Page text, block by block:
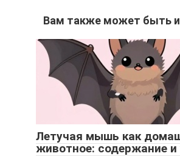
Вам также может быть
Летучая мышь как
животное: содержание и